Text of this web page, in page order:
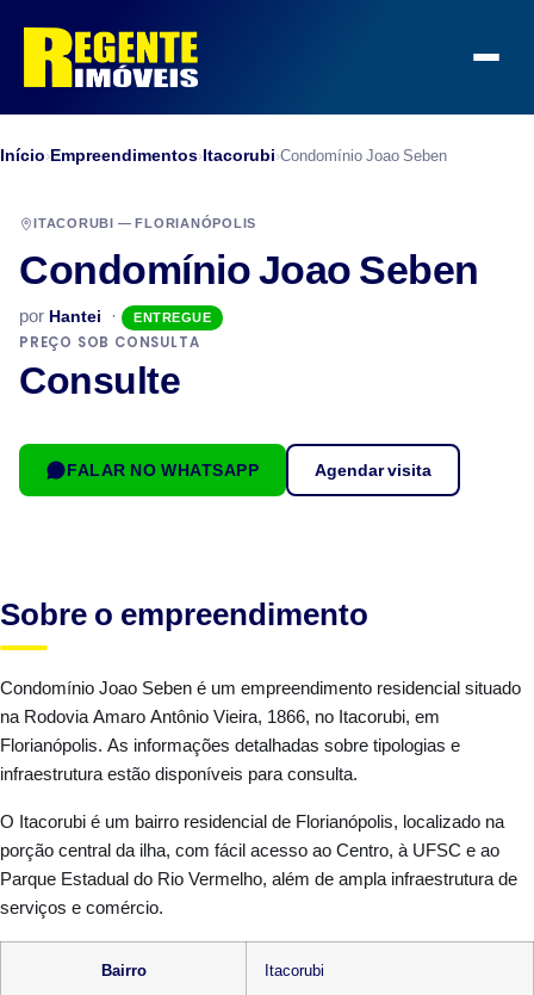
Início›Empreendimentos›Itacorubi›Condomínio Joao Seben
ITACORUBI — FLORIANÓPOLIS
Condomínio Joao Seben
por Hantei ·
ENTREGUE
PREÇO SOB CONSULTA
Consulte
FALAR NO WHATSAPP Agendar visita
Sobre o empreendimento
Condomínio Joao Seben é um empreendimento residencial situado
na Rodovia Amaro Antônio Vieira, 1866, no Itacorubi, em
Florianópolis. As informações detalhadas sobre tipologias e
infraestrutura estão disponíveis para consulta.
O Itacorubi é um bairro residencial de Florianópolis, localizado na
porção central da ilha, com fácil acesso ao Centro, à UFSC e ao
Parque Estadual do Rio Vermelho, além de ampla infraestrutura de
serviços e comércio.
Bairro Itacorubi